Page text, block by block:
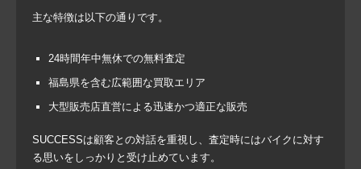
主な特徴は以下の通りです。
24時間年中無休での無料査定
福島県を含む広範囲な買取エリア
大型販売店直営による迅速かつ適正な販売
SUCCESSは顧客との対話を重視し、査定時にはバイクに対す
る思いをしっかりと受け止めています。